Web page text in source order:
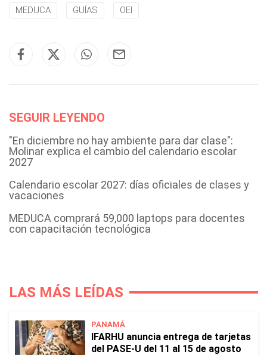
MEDUCA GUÍAS OEI
SEGUIR LEYENDO
"En diciembre no hay ambiente para dar clase":
Molinar explica el cambio del calendario escolar
2027
Calendario escolar 2027: días oficiales de clases y
vacaciones
MEDUCA comprará 59,000 laptops para docentes
con capacitación tecnológica
LAS MÁS LEÍDAS
PANAMÁ
IFARHU anuncia entrega de tarjetas
del PASE-U del 11 al 15 de agosto